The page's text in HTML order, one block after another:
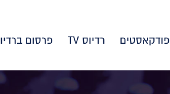
פודקאסטים רדיוס TV פרסום ברדיו